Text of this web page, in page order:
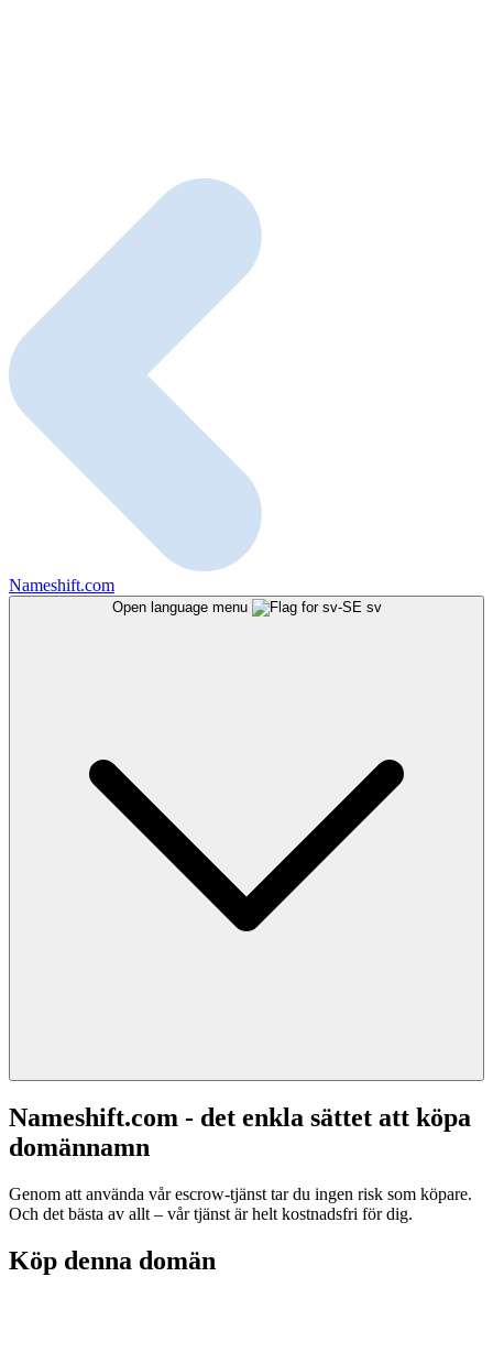
Nameshift.com
Open language menu sv
Nameshift.com - det enkla sättet att köpa
domännamn
Genom att använda vår escrow-tjänst tar du ingen risk som köpare.
Och det bästa av allt – vår tjänst är helt kostnadsfri för dig.
Köp denna domän